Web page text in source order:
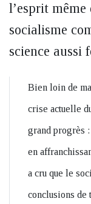
l’esprit
socialisme
science aussi
Bien loin de
crise actuelle
grand progrès
en
a cru que le
conclusions de